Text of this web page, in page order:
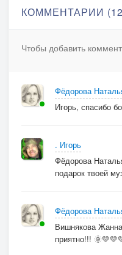
КОММЕНТАРИИ
Чтобы добавить
Фёдорова
Игорь, спасибо
. Игорь
Фёдорова
подарок твоей
Фёдорова
Вишнякова
приятно!!!